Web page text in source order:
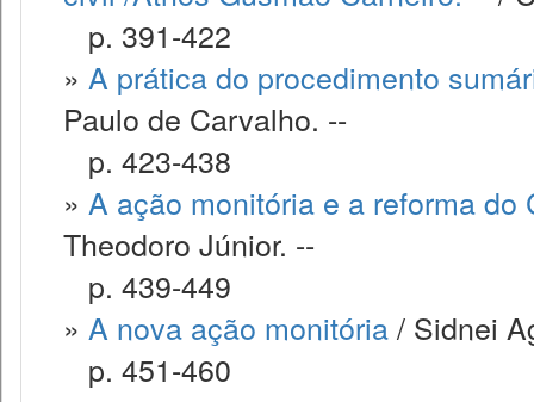
p. 391-422
» A prática do procedimento
Paulo de Carvalho. --
p. 423-438
» A ação monitória e a reforma
Theodoro Júnior. --
p. 439-449
» A nova ação monitória/ Sidnei
p. 451-460